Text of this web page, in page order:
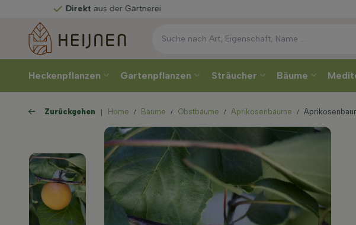
aus der Gärtnerei
Heckenpflanzen Gartenpflanzen Sträucher Bäume
Zurückgehen Home Bäume Obstbäume Aprikosenbäume